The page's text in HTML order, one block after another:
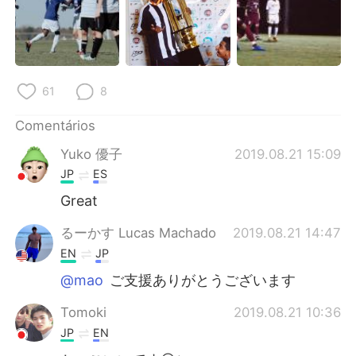
61 8
Comentários
Yuko 優子
2019.08.21 15:09
JP ES
Great
るーかす Lucas Machado 2019.08.21 14:47
EN JP
@mao ご支援ありがとうございます
Tomoki 2019.08.21 10:36
JP EN